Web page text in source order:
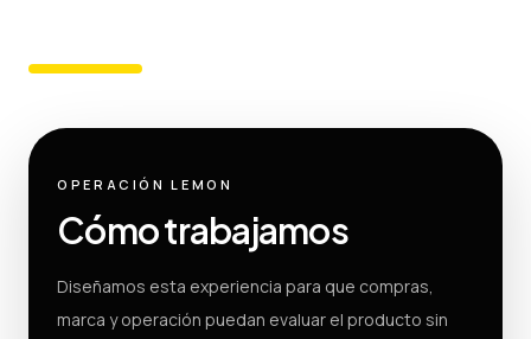
OPERACIÓN LEMON
Cómo trabajamos
Diseñamos esta experiencia para que compras,
marca y operación puedan evaluar el producto sin